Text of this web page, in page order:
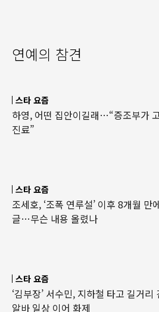
연예의 참견
스타 요즘
하영, 어떤 집안이길래…“증조부가
진료”
스타 요즘
조세호, ‘조폭 연루설’ 이후 8개월 만
글…무슨 내용 올렸나
스타 요즘
‘김부장’ 서수민, 지하철 타고 길거
알바 일상 이어 화제